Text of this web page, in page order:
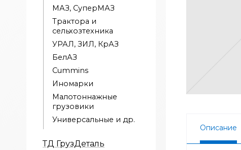
МАЗ, СуперМАЗ
Трактора и
сельхозтехника
УРАЛ, ЗИЛ, КрАЗ
БелАЗ
Cummins
Иномарки
Малотоннажные
грузовики
Универсальные и др.
ТД ГрузДеталь
Описание